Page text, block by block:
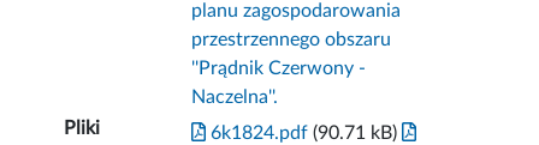
planu zagospodarowania
przestrzennego obszaru
''Prądnik Czerwony -
Naczelna''.
Pliki
6k1824.pdf (90.71 kB)